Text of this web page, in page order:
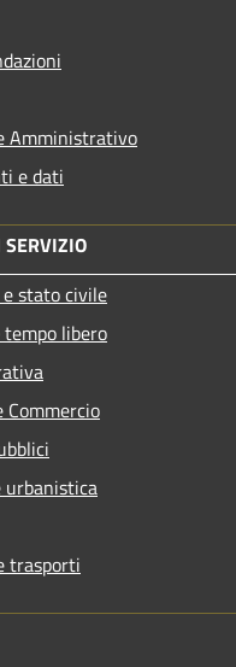
Amministrativo
e dati
SERVIZIO
stato civile
libero
Commercio
urbanistica
trasporti